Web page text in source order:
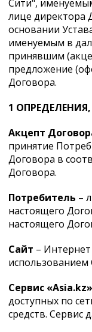
Сити",
лице директора
основании
именуемым в
принявшим
предложение
Договора.
1
Акцепт
принятие
Договора в
Договора.
Потребитель –
настоящего
настоящего
Сайт –
использованием
Сервис «Asia.kz»
доступных по
средств. Сервис